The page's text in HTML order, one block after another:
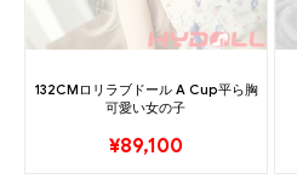
132CMロリラブドール A Cup平ら胸
可愛い女の子
¥89,100